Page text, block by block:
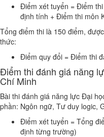
Điểm xét tuyển = Điểm
định tính + Điểm thi môn
Tổng điểm thi là 150 điểm,
thức:
Điểm quy đổi = Điểm thi
Điểm thi đánh giá năng
Chí Minh
Bài thi đánh giá năng lực Đại
phần: Ngôn ngữ, Tư duy logic,
Điểm xét tuyển = Tổng
định từng trường)